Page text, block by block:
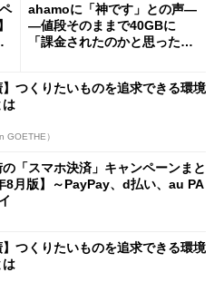
ahamoに「神です」との声―
―値段そのままで40GBに
「課金されたのかと思った」
】つくりたいものを追求できる環境
は
GOETHE）
「スマホ決済」キャンペーンまと
8月版】～PayPay、d払い、au PA
】つくりたいものを追求できる環境
は